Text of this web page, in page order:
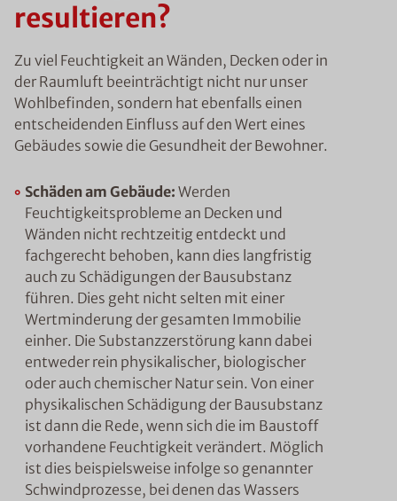
resultieren?
Zu viel Feuchtigkeit an Wänden, Decken oder in
der Raumluft beeinträchtigt nicht nur unser
Wohlbefinden, sondern hat ebenfalls einen
entscheidenden Einfluss auf den Wert eines
Gebäudes sowie die Gesundheit der Bewohner.
Schäden am Gebäude: Werden
Feuchtigkeitsprobleme an Decken und
Wänden nicht rechtzeitig entdeckt und
fachgerecht behoben, kann dies langfristig
auch zu Schädigungen der Bausubstanz
führen. Dies geht nicht selten mit einer
Wertminderung der gesamten Immobilie
einher. Die Substanzzerstörung kann dabei
entweder rein physikalischer, biologischer
oder auch chemischer Natur sein. Von einer
physikalischen Schädigung der Bausubstanz
ist dann die Rede, wenn sich die im Baustoff
vorhandene Feuchtigkeit verändert. Möglich
ist dies beispielsweise infolge so genannter
Schwindprozesse, bei denen das Wassers